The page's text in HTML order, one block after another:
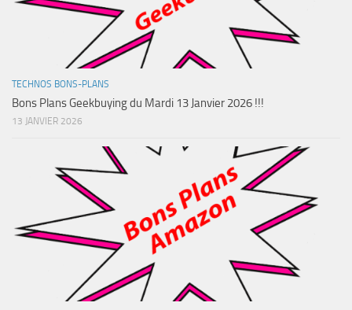
TECHNOS BONS-PLANS
Bons Plans Geekbuying du Mardi 13 Janvier 2026 !!!
13 JANVIER 2026